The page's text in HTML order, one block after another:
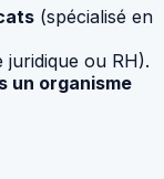
(spécialisé en
juridique ou RH).
un organisme